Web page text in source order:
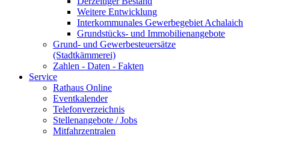
Weitere Entwicklung
Interkommunales Gewerbegebiet Achalaich
Grundstücks- und Immobilienangebote
Grund- und Gewerbesteuersätze
(Stadtkämmerei)
Zahlen - Daten - Fakten
Service
Rathaus Online
Eventkalender
Telefonverzeichnis
Stellenangebote / Jobs
Mitfahrzentralen